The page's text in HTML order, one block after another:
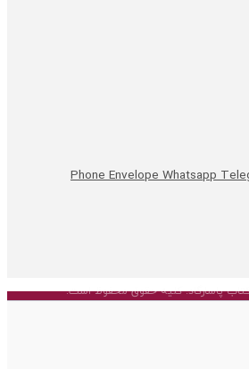
Phone Envelope Whatsapp